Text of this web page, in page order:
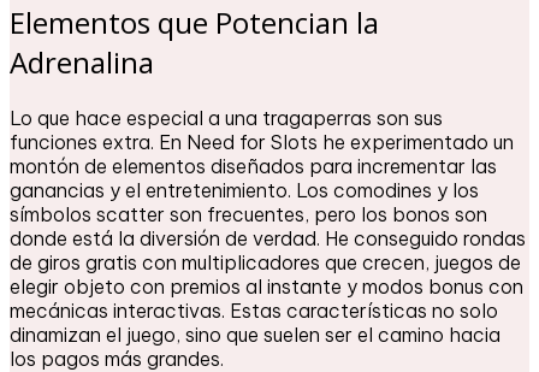
Elementos que Potencian la
Adrenalina
Lo que hace especial a una tragaperras son sus
funciones extra. En Need for Slots he experimentado un
montón de elementos diseñados para incrementar las
ganancias y el entretenimiento. Los comodines y los
símbolos scatter son frecuentes, pero los bonos son
donde está la diversión de verdad. He conseguido rondas
de giros gratis con multiplicadores que crecen, juegos de
elegir objeto con premios al instante y modos bonus con
mecánicas interactivas. Estas características no solo
dinamizan el juego, sino que suelen ser el camino hacia
los pagos más grandes.